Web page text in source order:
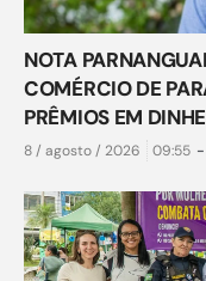
NOTA
COMÉRCIO DE
PRÊMIOS EM
8 / agosto / 2026 09:55 -